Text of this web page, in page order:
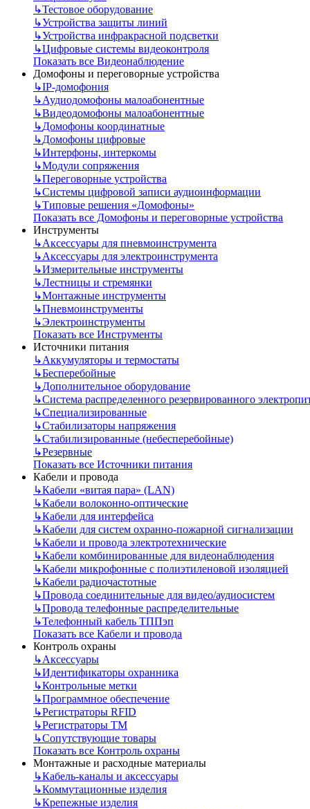
↳Тестовое оборудование
↳Устройства защиты линий
↳Устройства инфракрасной подсветки
↳Цифровые системы видеоконтроля
Показать все Видеонаблюдение
Домофоны и переговорные устройства
↳IP-домофония
↳Аудиодомофоны малоабонентные
↳Видеодомофоны малоабонентные
↳Домофоны координатные
↳Домофоны цифровые
↳Интерфоны, интеркомы
↳Модули сопряжения
↳Переговорные устройства
↳Системы цифровой записи аудиоинформации
↳Типовые решения «Домофоны»
Показать все Домофоны и переговорные устройства
Инструменты
↳Аксессуары для пневмоинструмента
↳Аксессуары для электроинструмента
↳Измерительные инструменты
↳Лестницы и стремянки
↳Монтажные инструменты
↳Пневмоинструменты
↳Электроинструменты
Показать все Инструменты
Источники питания
↳Аккумуляторы и термостаты
↳Бесперебойные
↳Дополнительное оборудование
↳Система распределенного резервированного
↳Специализированные
↳Стабилизаторы напряжения
↳Стабилизированные (небесперебойные)
↳Резервные
Показать все Источники питания
Кабели и провода
↳Кабели «витая пара» (LAN)
↳Кабели волоконно-оптические
↳Кабели для интерфейса
↳Кабели для систем охранно-пожарной сигнализации
↳Кабели и провода электротехнические
↳Кабели комбинированные для видеонаблюдения
↳Кабели микрофонные с полиэтиленовой изоляцией
↳Кабели радиочастотные
↳Провода соединительные для видео/аудиосистем
↳Провода телефонные распределительные
↳Телефонный кабель ТППэп
Показать все Кабели и провода
Контроль охраны
↳Аксессуары
↳Идентификаторы охранника
↳Контрольные метки
↳Программное обеспечение
↳Регистраторы RFID
↳Регистраторы ТМ
↳Сопутствующие товары
Показать все Контроль охраны
Монтажные и расходные материалы
↳Кабель-каналы и аксессуары
↳Коммутационные изделия
↳Крепежные изделия